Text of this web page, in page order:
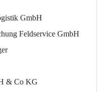
GmbH
Feldservice GmbH
& Co KG